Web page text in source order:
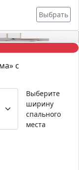
Выбрать
с
Выберите
ширину
спального
места